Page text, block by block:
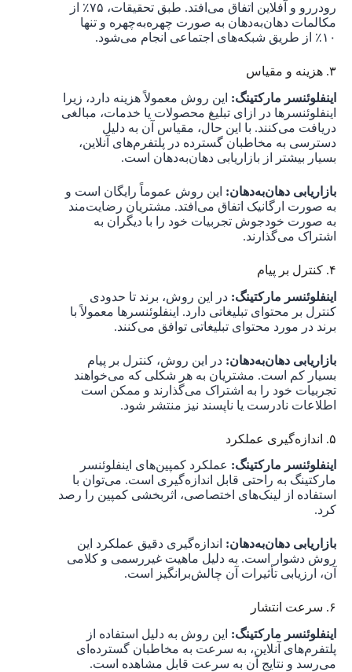
رودررو و آفلاین اتفاق می‌افتد. طبق تحقیقات، ۷۵٪ از
مکالمات دهان‌به‌دهان به صورت چهره‌به‌چهره و تنها
۱۰٪ از طریق شبکه‌های اجتماعی انجام می‌شود.
۳. هزینه و مقیاس
اینفلوئنسر مارکتینگ: این روش معمولاً هزینه دارد، زیرا
اینفلوئنسرها در ازای تبلیغ محصولات یا خدمات، مبالغی
دریافت می‌کنند. با این حال، مقیاس آن به دلیل
دسترسی به مخاطبان گسترده در پلتفرم‌های آنلاین،
بسیار بیشتر از بازاریابی دهان‌به‌دهان است.
بازاریابی دهان‌به‌دهان: این روش عموماً رایگان است و
به صورت ارگانیک اتفاق می‌افتد. مشتریان رضایت‌مند
به صورت خودجوش تجربیات خود را با دیگران به
اشتراک می‌گذارند.
۴. کنترل بر پیام
اینفلوئنسر مارکتینگ: در این روش، برند تا حدودی
کنترل بر محتوای تبلیغاتی دارد. اینفلوئنسرها معمولاً با
برند در مورد محتوای تبلیغاتی توافق می‌کنند.
بازاریابی دهان‌به‌دهان: در این روش، کنترل بر پیام
بسیار کم است. مشتریان به هر شکلی که می‌خواهند
تجربیات خود را به اشتراک می‌گذارند و ممکن است
اطلاعات نادرست یا ناپسند نیز منتشر شود.
۵. اندازه‌گیری عملکرد
اینفلوئنسر مارکتینگ: عملکرد کمپین‌های اینفلوئنسر
مارکتینگ به راحتی قابل اندازه‌گیری است. می‌توان با
استفاده از لینک‌های اختصاصی، اثربخشی کمپین را رصد
کرد.
بازاریابی دهان‌به‌دهان: اندازه‌گیری دقیق عملکرد این
روش دشوار است. به دلیل ماهیت غیررسمی و کلامی
آن، ارزیابی تأثیرات آن چالش‌برانگیز است.
۶. سرعت انتشار
اینفلوئنسر مارکتینگ: این روش به دلیل استفاده از
پلتفرم‌های آنلاین، به سرعت به مخاطبان گسترده‌ای
می‌رسد و نتایج آن به سرعت قابل مشاهده است.